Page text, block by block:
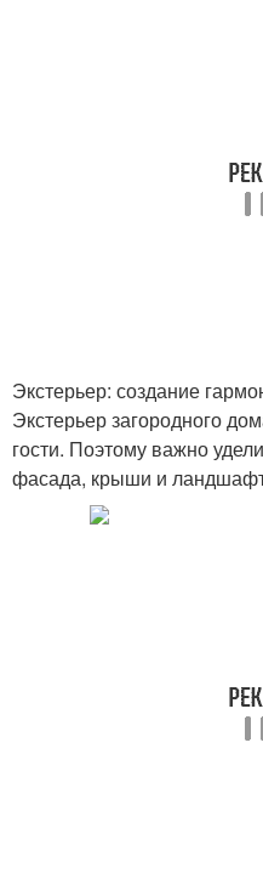
Экстерьер: создание
Экстерьер загородного
гости. Поэтому важно
фасада, крыши и